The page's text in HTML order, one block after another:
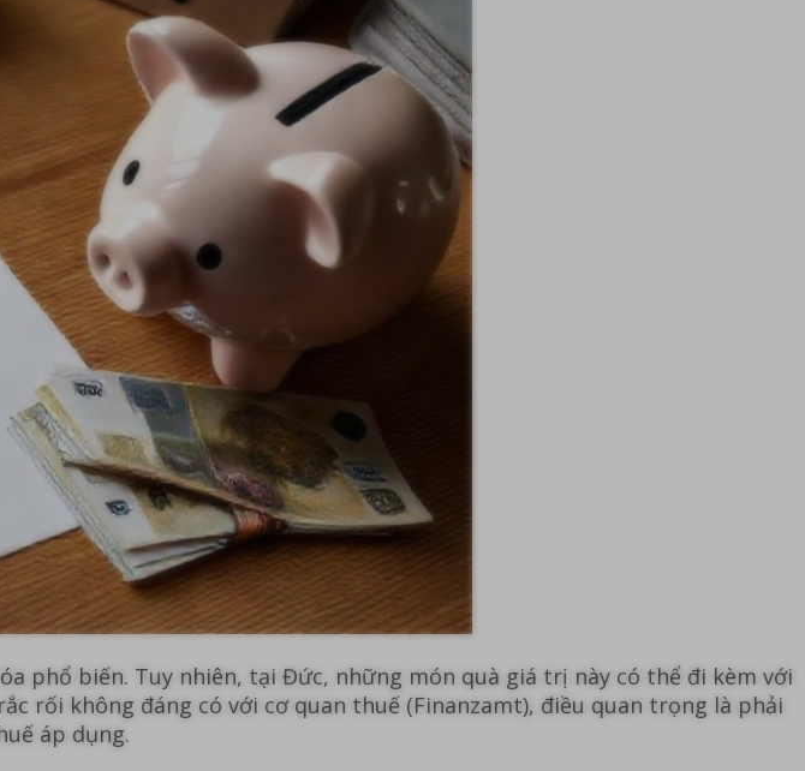
phổ biến. Tuy nhiên, tại Đức, những món quà giá trị này có thể đi kèm với
rối không đáng có với cơ quan thuế (Finanzamt), điều quan trọng là phải
áp dụng.